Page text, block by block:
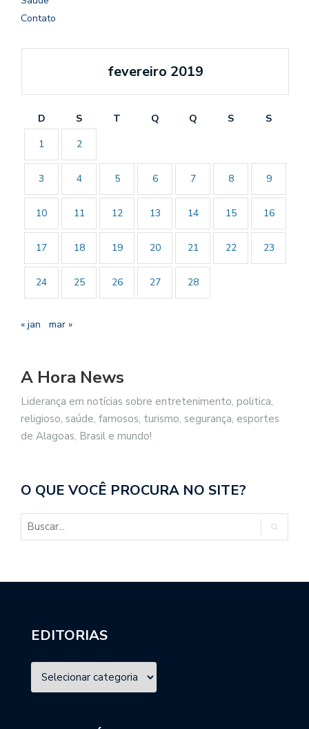
Contato
fevereiro 2019
D S T Q Q S
S
1
2
3 4 5 6 7 8 9
10 11 12 13 14 15 16
17 18 19 20 21 22 23
24 25 26 27 28
« jan mar »
A Hora News
Liderança em notícias sobre entretenimento, politica,
religioso, saúde, famosos, turismo, segurança, esportes
de Alagoas, Brasil e mundo!
O QUE VOCÊ PROCURA NO SITE?
EDITORIAS